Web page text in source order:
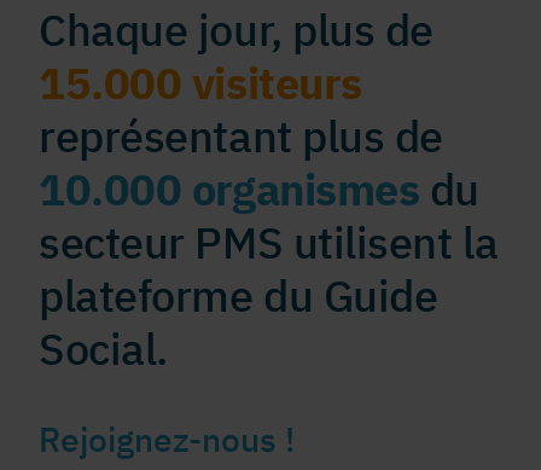
Chaque jour, plus de
15.000 visiteurs
représentant plus de
10.000 organismes du
secteur PMS utilisent la
plateforme du Guide
Social.
Rejoignez-nous !